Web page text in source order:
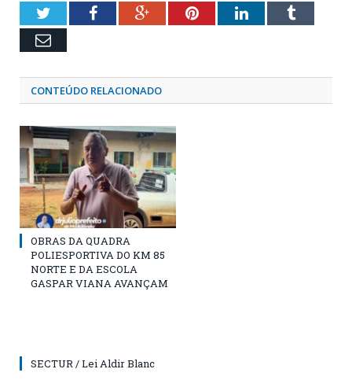
TwitterFacebookGoogle+PinterestLinkedInTumblr
Email
CONTEÚDO RELACIONADO
OBRAS DA QUADRA
POLIESPORTIVA DO KM 85
NORTE E DA ESCOLA
GASPAR VIANA AVANÇAM
SECTUR / Lei Aldir Blanc